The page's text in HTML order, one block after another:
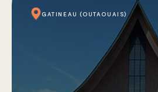
GATINEAU (OUTAOUAIS)